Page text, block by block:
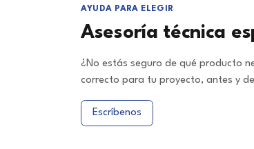
AYUDA PARA ELEGIR
Asesoría técnica
¿No estás seguro de qué producto
correcto para tu proyecto, antes y
Escríbenos